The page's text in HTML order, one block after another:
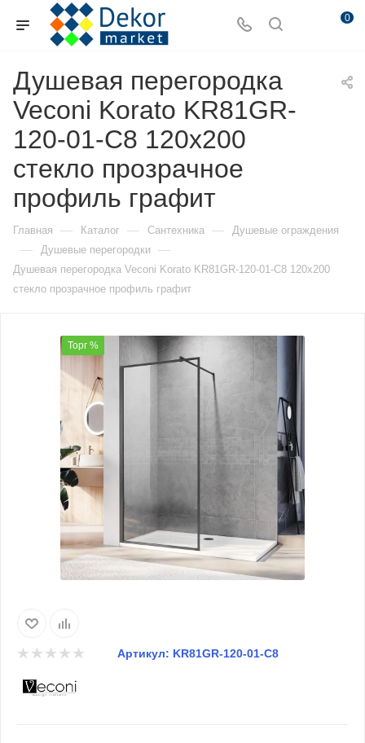
0
Душевая перегородка
Veconi Korato KR81GR-
120-01-C8 120х200
стекло прозрачное
профиль графит
Главная — Каталог — Сантехника — Душевые ограждения
— Душевые перегородки —
Душевая перегородка Veconi Korato KR81GR-120-01-C8 120х200
стекло прозрачное профиль графит
Торг %
Артикул: KR81GR-120-01-C8